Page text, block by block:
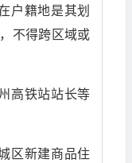
户籍地是其划
不得跨区域或
高铁站站长等
区新建商品住